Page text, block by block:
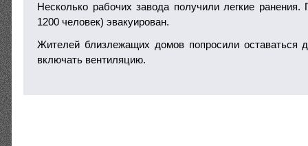
Несколько рабочих завода получили легкие ранения.
1200 человек) эвакуирован.
Жителей близлежащих домов попросили оставаться
включать вентиляцию.